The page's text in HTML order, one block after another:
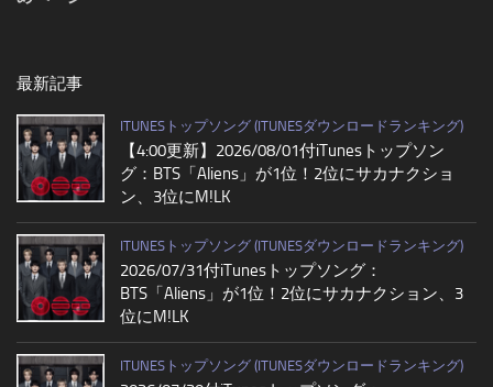
最新記事
ITUNESトップソング (ITUNESダウンロードランキング)
【4:00更新】2026/08/01付iTunesトップソン
グ：BTS「Aliens」が1位！2位にサカナクショ
ン、3位にM!LK
ITUNESトップソング (ITUNESダウンロードランキング)
2026/07/31付iTunesトップソング：
BTS「Aliens」が1位！2位にサカナクション、3
位にM!LK
ITUNESトップソング (ITUNESダウンロードランキング)